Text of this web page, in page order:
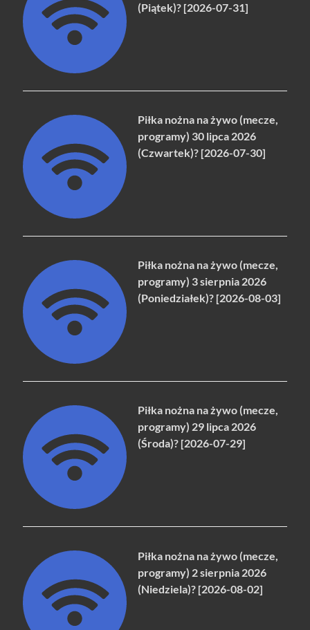
(Piątek)? [2026-07-31]
Piłka nożna na żywo (mecze,
programy) 30 lipca 2026
(Czwartek)? [2026-07-30]
Piłka nożna na żywo (mecze,
programy) 3 sierpnia 2026
(Poniedziałek)? [2026-08-03]
Piłka nożna na żywo (mecze,
programy) 29 lipca 2026
(Środa)? [2026-07-29]
Piłka nożna na żywo (mecze,
programy) 2 sierpnia 2026
(Niedziela)? [2026-08-02]